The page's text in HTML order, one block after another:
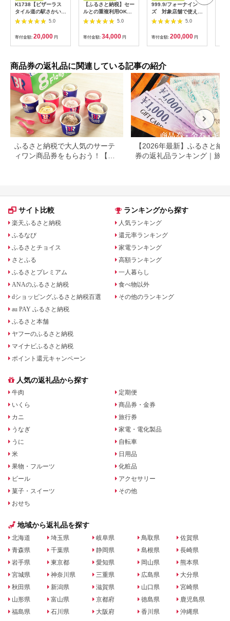
K1738【ピザーラス
タイル道の駅さかい店
限定】ピザーラ利用券
(6,000円相当)
5.0
寄付金額: 20,000 円
【ふるさと納税】セー
ルとの重複利用OK
10,000円相当オーダ
ーシャツお仕立券【ビ
ッグヴィジョン】
5.0
寄付金額: 34,000 円
999.9/フォーナイン
ズ 対象店舗で使える
眼鏡引換券（6万円相
当）Silver np m [N-
5.0
寄付金額: 200,000 円
商品券の返礼品に関連している記事の紹介
ふるさと納税で大人気のサーテ
ィワン商品券をもらおう！【静
【2026年最新】ふるさと納
券の返礼品ランキング｜旅行
サイト比較
楽天ふるさと納税
ふるなび
ふるさとチョイス
さとふる
ふるさとプレミアム
ANAのふるさと納税
dショッピングふるさと納税百選
au PAY ふるさと納税
ふるさと本舗
ヤフーのふるさと納税
マイナビふるさと納税
ポイント還元キャンペーン
ランキングから探す
人気ランキング
還元率ランキング
家電ランキング
高額ランキング
一人暮らし
食べ物以外
その他のランキング
人気の返礼品から探す
牛肉
いくら
カニ
うなぎ
うに
米
果物・フルーツ
ビール
菓子・スイーツ
おせち
定期便
商品券・金券
旅行券
家電・電化製品
自転車
日用品
化粧品
アクセサリー
その他
地域から返礼品を探す
北海道
青森県
岩手県
宮城県
秋田県
山形県
福島県
埼玉県
千葉県
東京都
神奈川県
新潟県
富山県
石川県
岐阜県
静岡県
愛知県
三重県
滋賀県
京都府
大阪府
鳥取県
島根県
岡山県
広島県
山口県
徳島県
香川県
佐賀県
長崎県
熊本県
大分県
宮崎県
鹿児島県
沖縄県